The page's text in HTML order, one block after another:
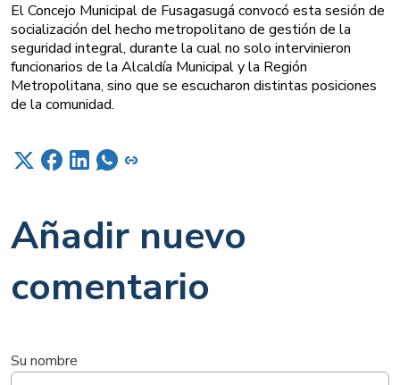
El Concejo Municipal de Fusagasugá convocó esta sesión de
socialización del hecho metropolitano de gestión de la
seguridad integral, durante la cual no solo intervinieron
funcionarios de la Alcaldía Municipal y la Región
Metropolitana, sino que se escucharon distintas posiciones
de la comunidad.
Añadir nuevo
comentario
Su nombre